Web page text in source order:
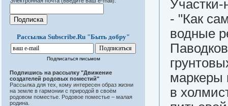
Рассылка Subscribe.Ru "Быть добру"
Подписаться письмом
Подпишись на рассылку "Движение
создателей родовых поместий"
Рассылка для тех, кому интересен образ жизни
на земле в гармонии с природой в своём
родовом поместье. Родовое поместье – малая
родина.
Участки-
- "Как
водные
маркеры
в